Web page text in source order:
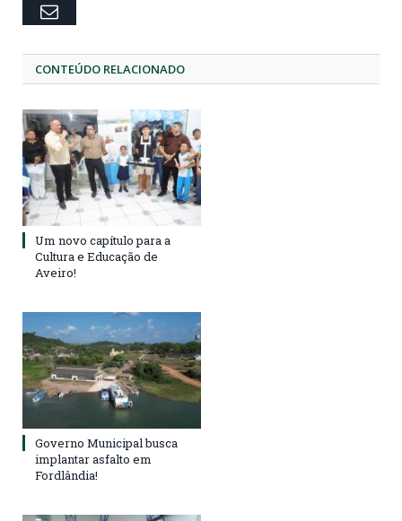
Email
CONTEÚDO RELACIONADO
Um novo capítulo para a
Cultura e Educação de
Aveiro!
Governo Municipal busca
implantar asfalto em
Fordlândia!